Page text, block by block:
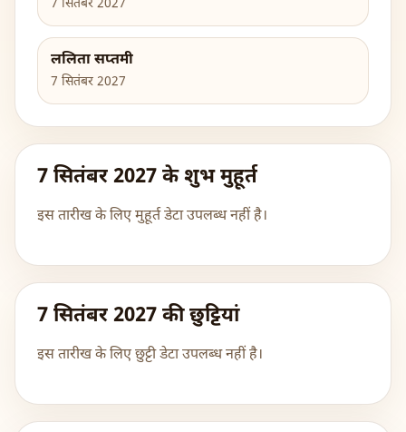
7 सितंबर 2027
ललिता सप्तमी
7 सितंबर 2027
7 सितंबर 2027 के शुभ मुहूर्त
इस तारीख के लिए मुहूर्त डेटा उपलब्ध नहीं है।
7 सितंबर 2027 की छुट्टियां
इस तारीख के लिए छुट्टी डेटा उपलब्ध नहीं है।